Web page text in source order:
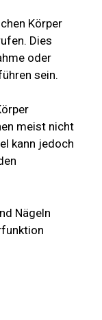
Körper
Dies
oder
sein.
meist nicht
kann jedoch
Nägeln